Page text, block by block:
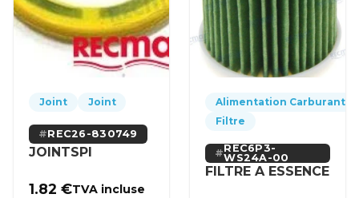
Joint Joint
REC26-830749
JOINTSPI
1.82€TVA incluse
Alimentation Carburant
Filtre
REC6P3-
WS24A-00
FILTRE A ESSENCE